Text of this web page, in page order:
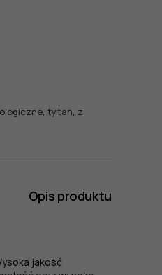
, tytan, z
Opis produktu
jakość